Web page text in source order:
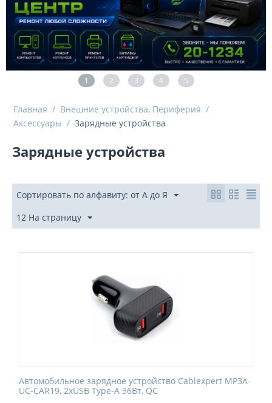
1 2 3 4 5
Главная / Внешние устройства, Периферия /
Аксессуары / Зарядные устройства
Зарядные устройства
Сортировать по алфавиту: от А до Я
12 На страницу
Автомобильное зарядное устройство Cablexpert MP3A-
UC-CAR19, 2хUSB Type-A 36Вт, QC